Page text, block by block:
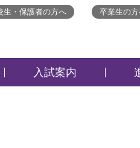
入試案内
生・保護者の方へ 卒業生の